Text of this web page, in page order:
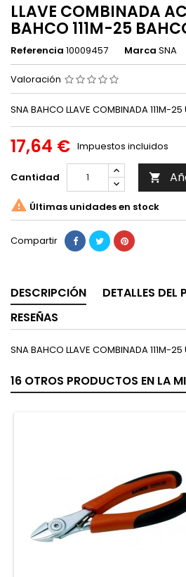
LLAVE COMBINADA
BAHCO 111M-25
Referencia 10009457 Marca SNA
Valoración
SNA BAHCO LLAVE COMBINADA 111M-25
17,64 € Impuestos incluidos
Cantidad 
 Últimas unidades en stock
Compartir
DESCRIPCIÓN
DETALLES DEL
RESEÑAS
SNA BAHCO LLAVE COMBINADA 111M-25
16 OTROS PRODUCTOS EN LA